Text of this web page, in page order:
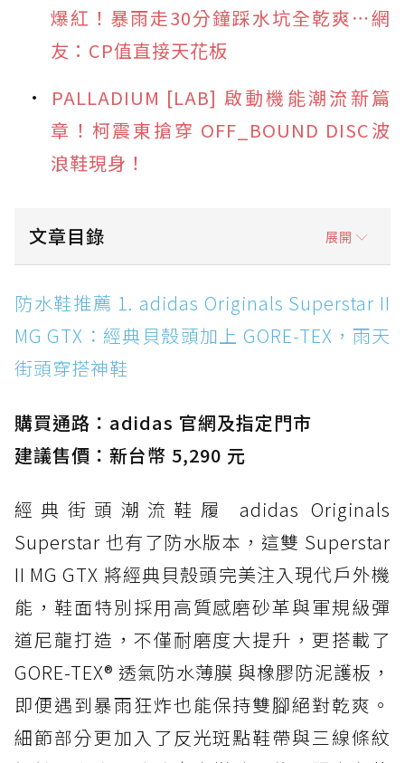
爆紅！暴雨走30分鐘踩水坑全乾爽⋯網
友：CP值直接天花板
PALLADIUM [LAB] 啟動機能潮流新篇
章！柯震東搶穿 OFF_BOUND DISC波
浪鞋現身！
文章目錄 展開
防水鞋推薦 1. adidas Originals Superstar II
MG GTX：經典貝殼頭加上 GORE-TEX，雨天街
頭穿搭神鞋
防水鞋推薦 2. New Balance Hierro v9 GORE-
防水鞋推薦 3. Nike Dunk Low GORE-TEX：
經典 Dunk 輪廓加上防水科技，雨天穿搭帥度不
打折
防水鞋推薦 4. ASICS TRABUCO 14 GTX：搭
載 GORE-TEX 隱形貼合科技，全方位防水神鞋
防水鞋推薦 5. Salomon XT-6 GORE-TEX：潮
人必備山系鞋王！防滑、防水與街頭顏值一次攻
頂
防水鞋推薦 6. HOKA Stinson Evo GTX：越野
復刻厚底，GORE-TEX 防水與增高神器一次滿
防水鞋推薦 7. Timberland Motion Access：
黃靴同級頂級防水，輕量化工裝健走鞋雨天必備
防水鞋推薦 1. adidas Originals Superstar II
MG GTX：經典貝殼頭加上 GORE-TEX，雨天
街頭穿搭神鞋
購買通路：adidas 官網及指定門市
建議售價：新台幣 5,290 元
經典街頭潮流鞋履 adidas Originals
Superstar 也有了防水版本，這雙 Superstar
II MG GTX 將經典貝殼頭完美注入現代戶外機
能，鞋面特別採用高質感磨砂革與軍規級彈
道尼龍打造，不僅耐磨度大提升，更搭載了
GORE-TEX® 透氣防水薄膜 與橡膠防泥護板，
即便遇到暴雨狂炸也能保持雙腳絕對乾爽。
細節部分更加入了反光斑點鞋帶與三線條紋